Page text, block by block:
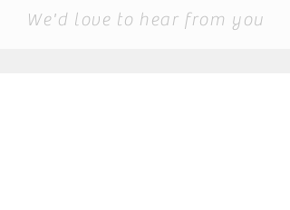
We'd love to hear from you